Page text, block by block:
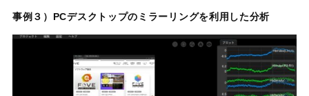
事例３）PCデスクトップのミラーリングを利用した分析